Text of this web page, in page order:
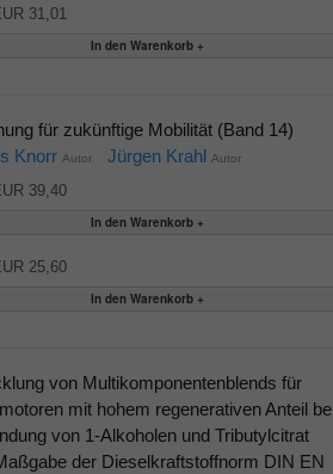
31,01
für zukünftige Mobilität (Band 14)
Knorr Autor Jürgen Krahl Autor
39,40
25,60
von Multikomponentenblends für
mit hohem regenerativen Anteil
von 1-Alkoholen und Tributylcitrat
der Dieselkraftstoffnorm DIN EN